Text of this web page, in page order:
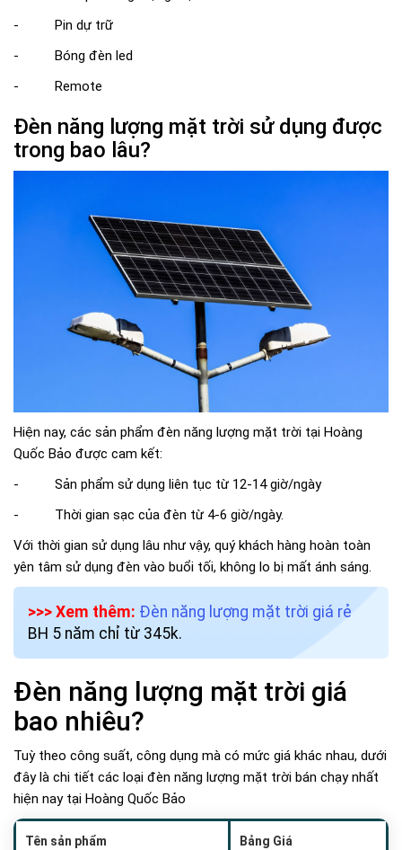
- Pin dự trữ
- Bóng đèn led
- Remote
Đèn năng lượng mặt trời sử dụng được
trong bao lâu?
Hiện nay, các sản phẩm đèn năng lượng mặt trời tại Hoàng
Quốc Bảo được cam kết:
- Sản phẩm sử dụng liên tục từ 12-14 giờ/ngày
- Thời gian sạc của đèn từ 4-6 giờ/ngày.
Với thời gian sử dụng lâu như vậy, quý khách hàng hoàn toàn
yên tâm sử dụng đèn vào buổi tối, không lo bị mất ánh sáng.
>>> Xem thêm: Đèn năng lượng mặt trời giá rẻ
BH 5 năm chỉ từ 345k.
Đèn năng lượng mặt trời giá
bao nhiêu?
Tuỳ theo công suất, công dụng mà có mức giá khác nhau, dưới
đây là chi tiết các loại đèn năng lượng mặt trời bán chạy nhất
hiện nay tại Hoàng Quốc Bảo
Tên sản phẩm Bảng Giá